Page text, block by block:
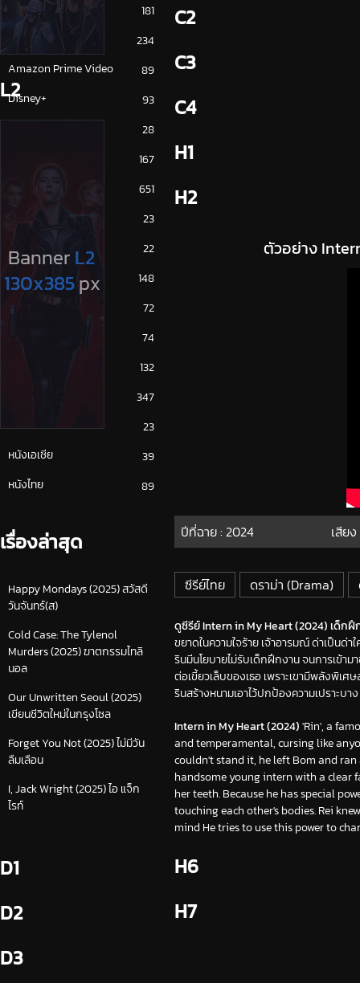
ดูซีรี่ย์ 2025
181
234
Amazon Prime Video
89
Disney+
93
28
167
651
ซีรีย์จีน
23
ซีรีย์ญี่ปุ่น
22
ซีรีย์ฝรั่ง
148
ซีรีย์เกาหลี
72
74
132
347
หนังเกาหลี
23
หนังเอเชีย
39
หนังไทย
89
เรื่องล่าสุด
Happy Mondays (2025) สวัสดี
วันจันทร์(ส)
Cold Case: The Tylenol
Murders (2025) ฆาตกรรมไทลิ
นอล
Our Unwritten Seoul (2025)
เขียนชีวิตใหม่ในกรุงโซล
Forget You Not (2025) ไม่มีวัน
ลืมเลือน
I, Jack Wright (2025) ไอ แจ็ก
ไรท์
D1
D2
D3
C2
C3
C4
H1
H2
ตัวอย่าง
ปีที่ฉาย : 2024 เสีย
ซีรีย์ไทย ดราม่า (Drama)
ดูซีรีย์ Intern in My Heart (2024) เด็กฝึ
ขยาดในความใจร้าย เจ้าอารมณ์ ด่าเป็น
รินมีนโยบายไม่รับเด็กฝึกงาน จนการเข้าม
ต่อเขี้ยวเล็บของเธอ เพราะเขามีพลังพิเศ
รินสร้างหนามเอาไว้ปกป้องความเปราะบ
Intern in My Heart (2024)'Rin', a
and temperamental, cursing like
couldn't stand it, he left Bom and
handsome young intern with a clear
her teeth. Because he has special
touching each other's bodies. Rei
mind He tries to use this power to
H6
H7
L2